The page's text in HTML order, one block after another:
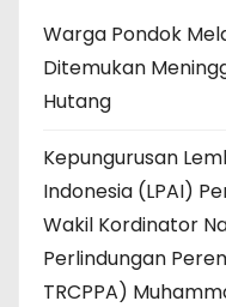
Warga Pondok
Ditemukan
Hutang
Kepungurusan
Indonesia (LPAI)
Wakil Kordinator
Perlindungan
TRCPPA)